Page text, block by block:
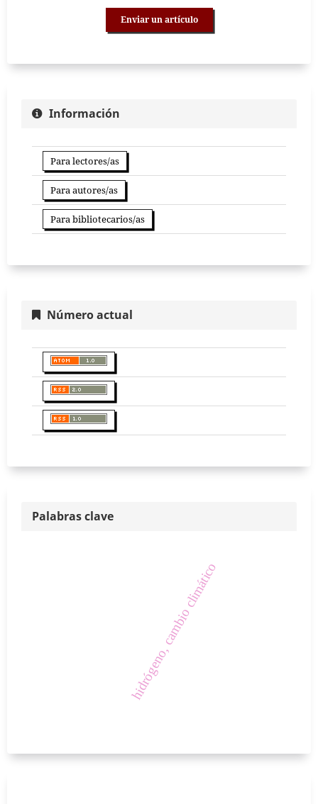
Enviar un artículo
Información
Para lectores/as
Para autores/as
Para bibliotecarios/as
Número actual
Palabras clave
hidrógeno, cambio climático